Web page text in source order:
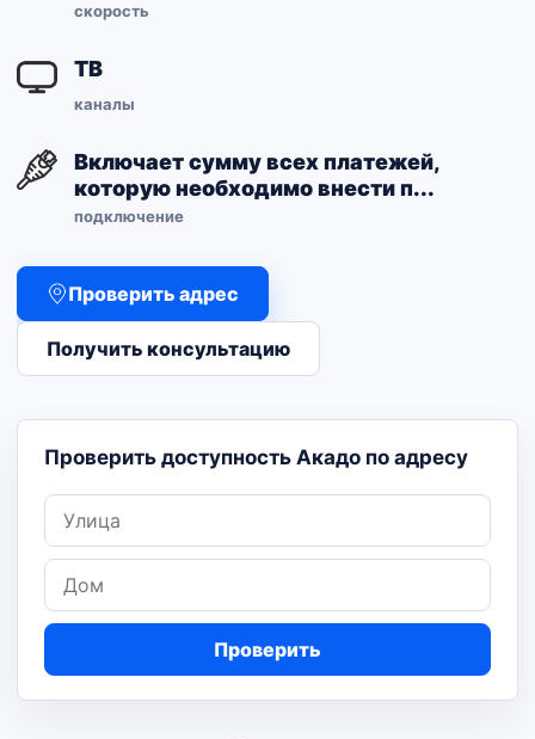
скорость
ТВ
каналы
Включает сумму всех платежей,
которую необходимо внести п...
подключение
Проверить адрес
Получить консультацию
Проверить доступность Акадо по адресу
Улица
Дом
Проверить